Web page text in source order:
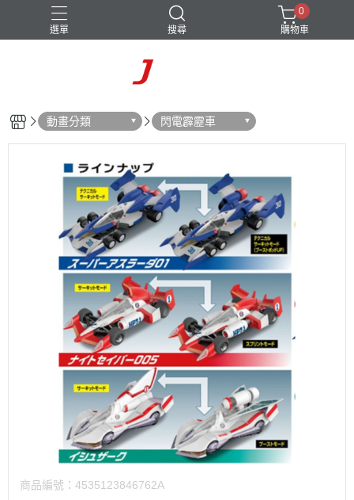
選單 搜尋
0
購物車
動畫分類 閃電霹靂車
商品編號： 4535123846762A